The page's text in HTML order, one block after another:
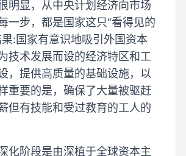
明显，从中央计划经济向市场
一步，都是国家这只“看得见的
果:国家有意识地吸引外国资本
技术发展而设的经济特区和工
，提供高质量的基础设施，以
重要的是，确保了大量被驱赶
但有技能和受过教育的工人的
化阶段是由深植于全球资本主